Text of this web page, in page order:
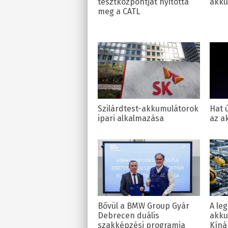
tesztközpontját nyitotta
meg a CATL
Szilárdtest-akkumulátorok
ipari alkalmazása
Hat
az
Bővül a BMW Group Gyár
Debrecen duális
szakképzési programja
A